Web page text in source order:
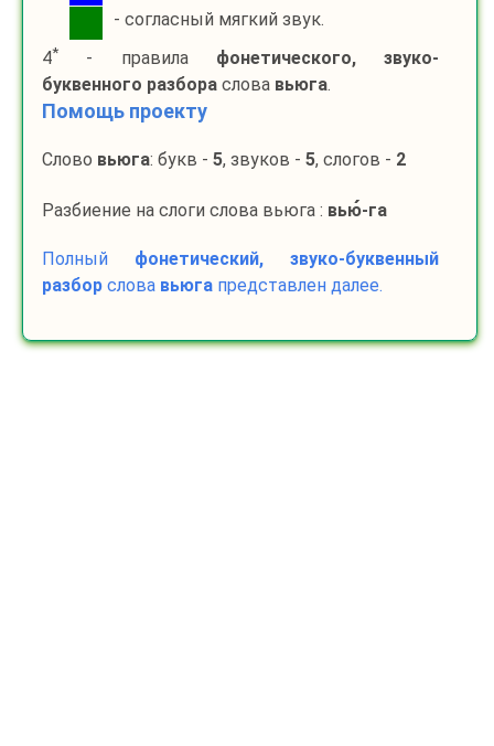
- согласный мягкий звук.
4* - правила фонетического, звуко-
буквенного разбора слова вьюга.
Помощь проекту
Слово вьюга: букв - 5, звуков - 5, слогов - 2
Разбиение на слоги слова вьюга : вью-га
Полный фонетический, звуко-буквенный
разбор слова вьюга представлен далее.